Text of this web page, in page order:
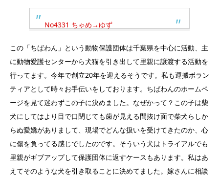
No4331 ちゃめ→ゆず
この「ちばわん」という動物保護団体は千葉県を中心に活動、主
に動物愛護センターから犬猫を引き出して里親に譲渡する活動を
行ってます。今年で創立20年を迎えるそうです。私も運搬ボラン
ティアとして時々お手伝いをしております。ちばわんのホームペ
ージを見て迷わずこの子に決めました。なぜかって？この子は柴
犬にしてはより目で口閉じても歯が見える間抜け面で柴犬らしか
らぬ愛嬌がありまして、現場でどんな扱いを受けてきたのか、心
に傷を負ってる感じでしたのです。そういう犬はトライアルでも
里親がギブアップして保護団体に返すケースもあります。私はあ
えてそのような犬を引き取ることに決めてました。嫁さんに相談